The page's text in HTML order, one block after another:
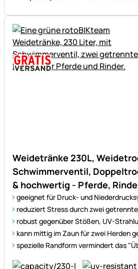
Weidetränke 230L,
Schwimmerventil,
& hochwertig - Pferde,
geeignet für Druck- und
reduziert Stress durch zwei
robust gegenüber Stößen, UV-
kann mittig im Zaun für zwei Herden
spezielle Randform vermindert das